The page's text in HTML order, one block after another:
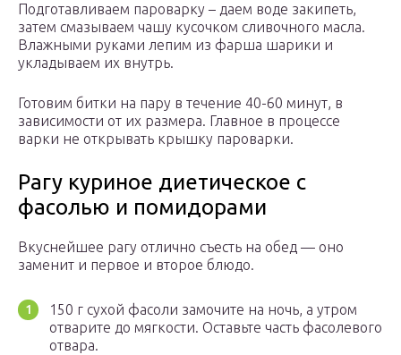
Подготавливаем пароварку – даем воде закипеть,
затем смазываем чашу кусочком сливочного масла.
Влажными руками лепим из фарша шарики и
укладываем их внутрь.
Готовим битки на пару в течение 40-60 минут, в
зависимости от их размера. Главное в процессе
варки не открывать крышку пароварки.
Рагу куриное диетическое с
фасолью и помидорами
Вкуснейшее рагу отлично съесть на обед — оно
заменит и первое и второе блюдо.
150 г сухой фасоли замочите на ночь, а утром
отварите до мягкости. Оставьте часть фасолевого
отвара.